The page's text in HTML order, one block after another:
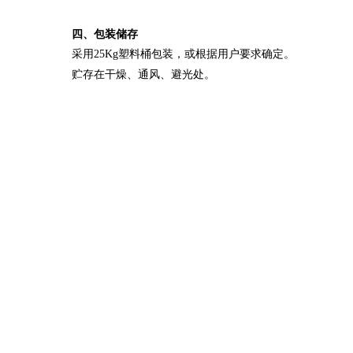
四、包装储存
采用25Kg塑料桶包装，或根据用户要求确定。
贮存在干燥、通风、避光处。